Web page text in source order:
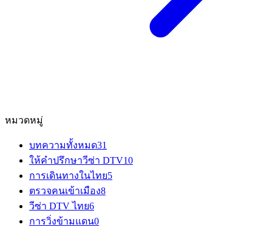
หมวดหมู่
บทความทั้งหมด31
ให้คำปรึกษาวีซ่า DTV10
การเดินทางในไทย5
ตรวจคนเข้าเมือง8
วีซ่า DTV ไทย6
การวิ่งข้ามแดน0